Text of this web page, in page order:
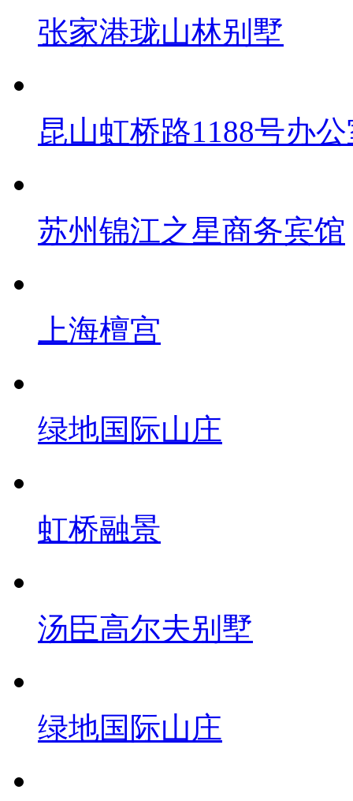
张家港珑山林别墅
昆山虹桥路1188号办
苏州锦江之星商务宾馆
上海檀宫
绿地国际山庄
虹桥融景
汤臣高尔夫别墅
绿地国际山庄